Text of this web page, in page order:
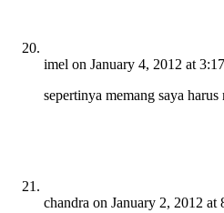
imel on January 4, 2012 at
sepertinya memang saya
chandra on January 2, 2012 at